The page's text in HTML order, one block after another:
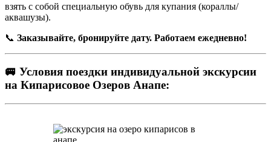
взять с собой специальную обувь для купания (кораллы/
аквашузы).
📞 Заказывайте, бронируйте дату. Работаем ежедневно!
🚐 Условия поездки индивидуальной экскурсии
на Кипарисовое Озеров Анапе: